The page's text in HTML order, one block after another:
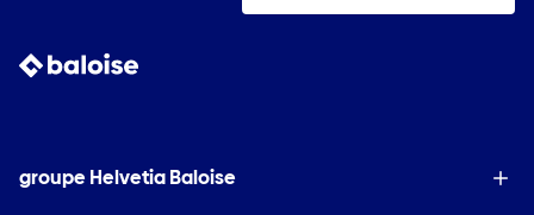
groupe Helvetia Baloise